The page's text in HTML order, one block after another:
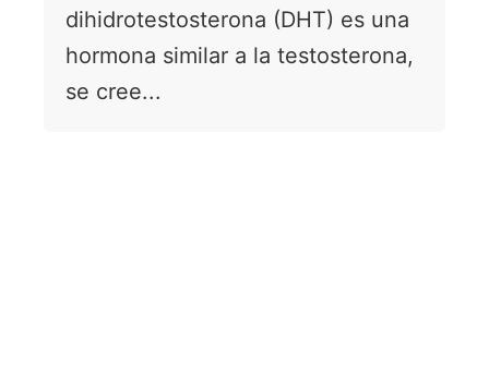
dihidrotestosterona (DHT) es una
hormona similar a la testosterona,
se cree...